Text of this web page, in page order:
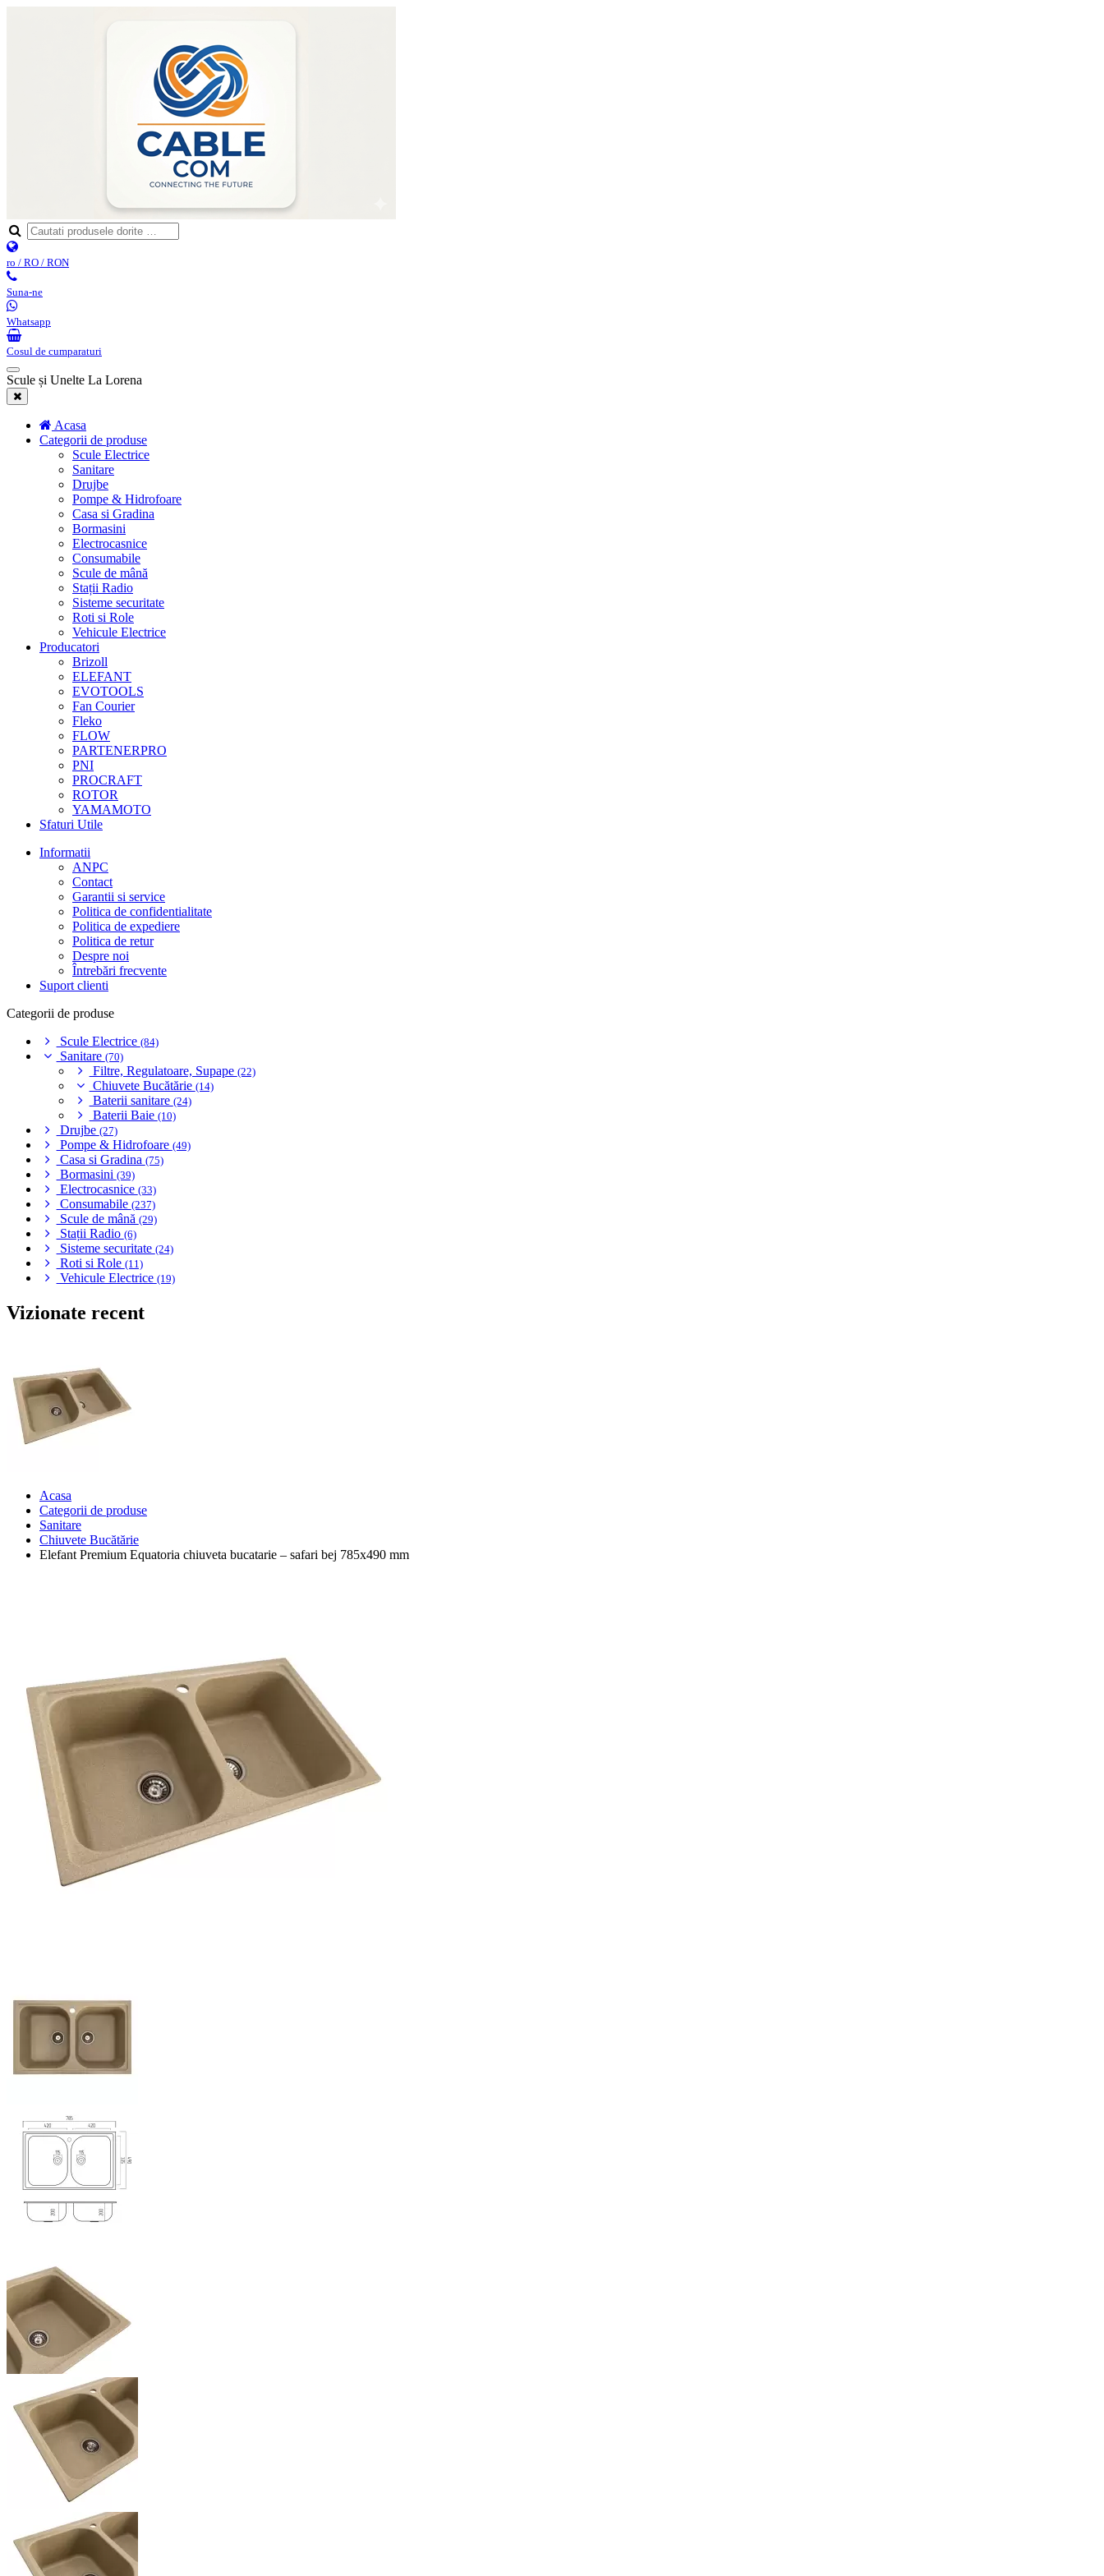
ro / RO / RON
Suna-ne
Whatsapp
Cosul de cumparaturi
Scule și Unelte La Lorena
Acasa
Categorii de produse
Scule Electrice
Sanitare
Drujbe
Pompe & Hidrofoare
Casa si Gradina
Bormasini
Electrocasnice
Consumabile
Scule de mână
Stații Radio
Sisteme securitate
Roti si Role
Vehicule Electrice
Producatori
Brizoll
ELEFANT
EVOTOOLS
Fan Courier
Fleko
FLOW
PARTENERPRO
PNI
PROCRAFT
ROTOR
YAMAMOTO
Sfaturi Utile
Informatii
ANPC
Contact
Garantii si service
Politica de confidentialitate
Politica de expediere
Politica de retur
Despre noi
Întrebări frecvente
Suport clienti
Categorii de produse
Scule Electrice (84)
Sanitare (70)
Filtre, Regulatoare, Supape (22)
Chiuvete Bucătărie (14)
Baterii sanitare (24)
Baterii Baie (10)
Drujbe (27)
Pompe & Hidrofoare (49)
Casa si Gradina (75)
Bormasini (39)
Electrocasnice (33)
Consumabile (237)
Scule de mână (29)
Stații Radio (6)
Sisteme securitate (24)
Roti si Role (11)
Vehicule Electrice (19)
Vizionate recent
Acasa
Categorii de produse
Sanitare
Chiuvete Bucătărie
Elefant Premium Equatoria chiuveta bucatarie – safari bej 785x490 mm